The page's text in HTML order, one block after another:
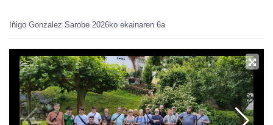
Iñigo Gonzalez Sarobe 2026ko ekainaren 6a